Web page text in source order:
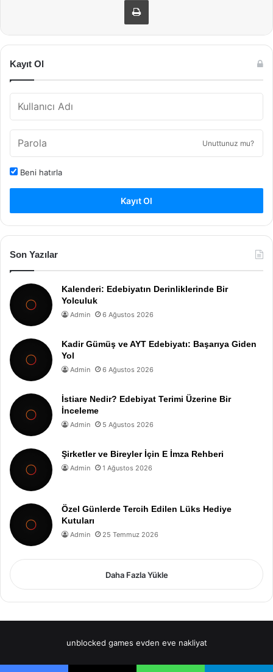
Kayıt Ol
Unuttunuz mu?
Beni hatırla
Kayıt Ol
Son Yazılar
Kalenderi: Edebiyatın Derinliklerinde Bir
Yolculuk
Admin 6 Ağustos 2026
Kadir Gümüş ve AYT Edebiyatı: Başarıya Giden
Yol
Admin 6 Ağustos 2026
İstiare Nedir? Edebiyat Terimi Üzerine Bir
İnceleme
Admin 5 Ağustos 2026
Şirketler ve Bireyler İçin E İmza Rehberi
Admin 1 Ağustos 2026
Özel Günlerde Tercih Edilen Lüks Hediye
Kutuları
Admin 25 Temmuz 2026
Daha Fazla Yükle
unblocked games evden eve nakliyat